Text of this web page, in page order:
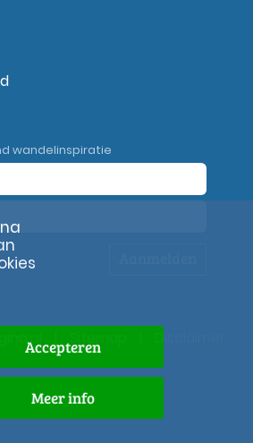
wandelinspiratie
Accepteren
Meer info